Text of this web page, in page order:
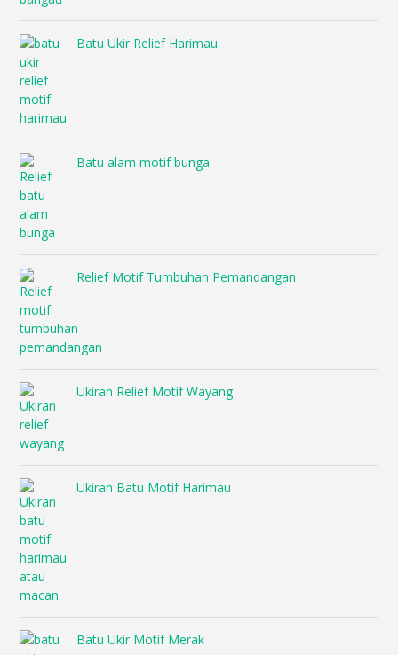
Batu Ukir Relief Harimau
Batu alam motif bunga
Relief Motif Tumbuhan Pemandangan
Ukiran Relief Motif Wayang
Ukiran Batu Motif Harimau
Batu Ukir Motif Merak